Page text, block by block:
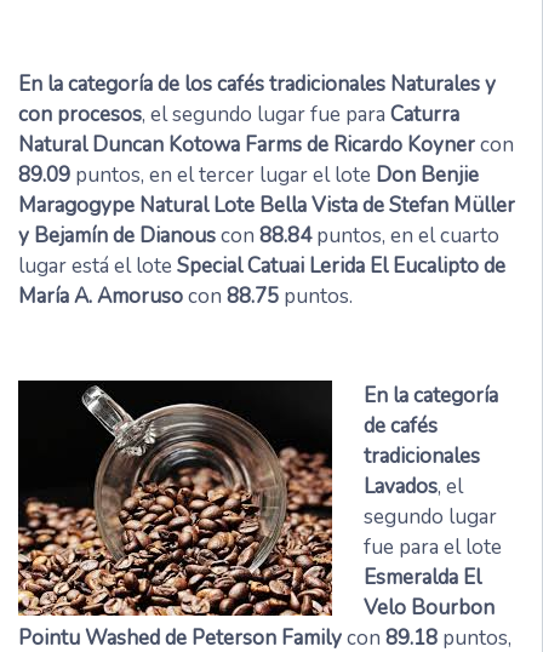
En la categoría de los cafés tradicionales Naturales y
con procesos, el segundo lugar fue para Caturra
Natural Duncan Kotowa Farms de Ricardo Koynercon
89.09 puntos, en el tercer lugar el lote Don Benjie
Maragogype Natural Lote Bella Vista de Stefan Müller
y Bejamín de Dianouscon 88.84puntos, en el cuarto
lugar está el lote Special Catuai Lerida El Eucalipto de
María A. Amorusocon 88.75 puntos.
En la categoría
de cafés
tradicionales
Lavados, el
segundo lugar
fue para el lote
Esmeralda El
Velo Bourbon
Pointu Washed de Peterson Familycon 89.18 puntos,